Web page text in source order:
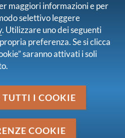
PER LE
le politiche macroprudenziali
a unaraccomandazione
sistemico (European
maggiori informazioni e per
selettivo leggere
. Utilizzare uno dei seguenti
preferenza. Se si clicca
saranno attivati i soli
TUTTI I COOKIE
COOKIE